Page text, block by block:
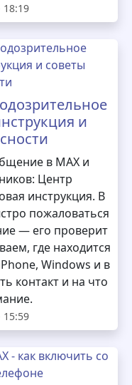
18:19
и
в MAX и
Центр
инструкция. В
пожаловаться
— его проверит
где находится
Windows и в
контакт и на что
15:59